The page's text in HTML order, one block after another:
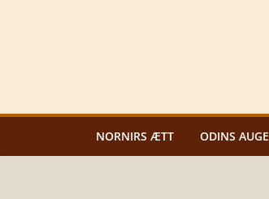
NORNIRS ÆTT ODINS AUGE